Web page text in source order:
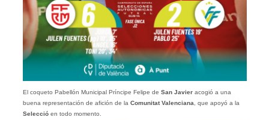
El coqueto Pabellón Municipal Príncipe Felipe de San Javieracogió a una
buena representación de afición de la Comunitat Valenciana , que apoyó a la
Seleccióen todo momento.